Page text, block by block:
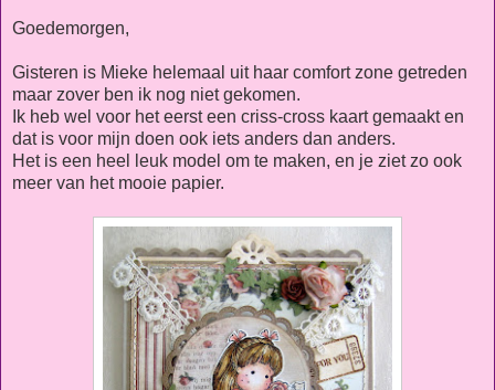
Goedemorgen,
Gisteren is Mieke helemaal uit haar comfort zone getreden
maar zover ben ik nog niet gekomen.
Ik heb wel voor het eerst een criss-cross kaart gemaakt en
dat is voor mijn doen ook iets anders dan anders.
Het is een heel leuk model om te maken, en je ziet zo ook
meer van het mooie papier.